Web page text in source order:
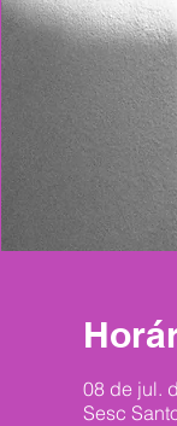
08 de jul.
Sesc